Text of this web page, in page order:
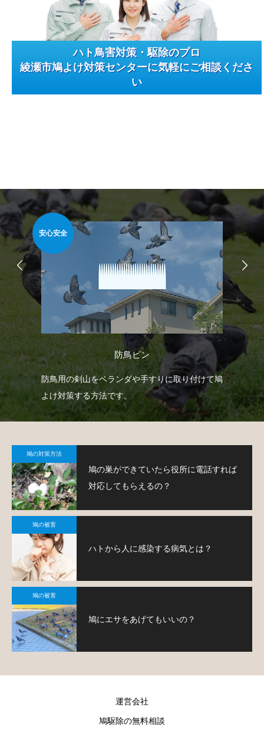
ハト鳥害対策・駆除のプロ
綾瀬市鳩よけ対策センターに気軽にご相談くださ
い
安心安全
防鳥ピン
防鳥用の剣山をベランダや手すりに取り付けて鳩
よけ対策する方法です。
鳩の対策方法
鳩の巣ができていたら役所に電話すれば
対応してもらえるの？
鳩の被害
ハトから人に感染する病気とは？
鳩の被害
鳩にエサをあげてもいいの？
運営会社
鳩駆除の無料相談